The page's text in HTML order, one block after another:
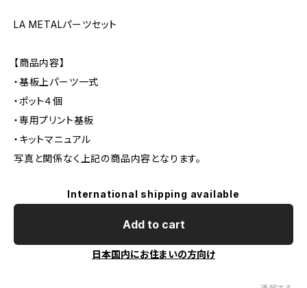
LA METALパーツセット
【商品内容】
・基板上パーツ一式
・ポット４個
・専用プリント基板
・キットマニュアル
写真と関係なく上記の商品内容となります。
International shipping available
Add to cart
日本国内にお住まいの方向け